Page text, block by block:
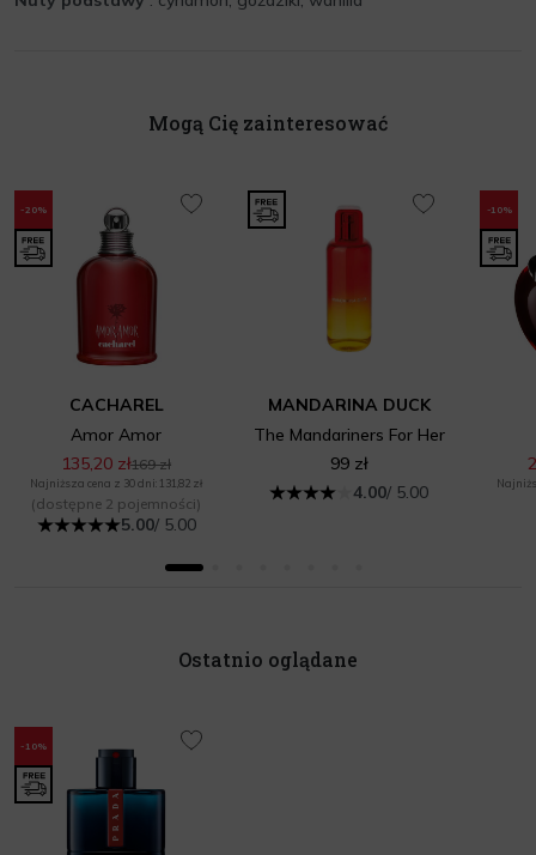
Mogą Cię zainteresować
-20%
CACHAREL
Amor Amor
135,20 zł169 zł
Najniższa cena z 30 dni: 131,82 zł
(dostępne 2 pojemności)
5.00/ 5.00
MANDARINA DUCK
The Mandariners For Her
99 zł
4.00/ 5.00
-10%
Ostatnio oglądane
-10%